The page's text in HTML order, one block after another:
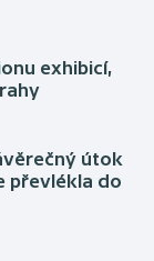
exhibicí,
útok
převlékla do